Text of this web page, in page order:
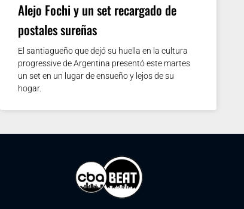
Alejo Fochi y un set recargado de
postales sureñas
El santiagueño que dejó su huella en la cultura
progressive de Argentina presentó este martes
un set en un lugar de ensueño y lejos de su
hogar.